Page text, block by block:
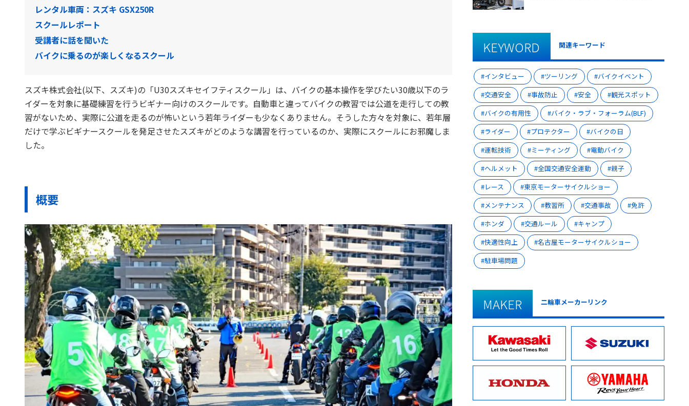
レンタル車両：スズキ GSX250R
スクールレポート
受講者に話を聞いた
バイクに乗るのが楽しくなるスクール
スズキ株式会社(以下、スズキ)の「U30スズキセイフティスクール」は、バイクの基本操作を学びたい30歳以下のラ
イダーを対象に基礎練習を行うビギナー向けのスクールです。自動車と違ってバイクの教習では公道を走行しての教
習がないため、実際に公道を走るのが怖いという若年ライダーも少なくありません。そうした方々を対象に、若年層
だけで学ぶビギナースクールを発足させたスズキがどのような講習を行っているのか、実際にスクールにお邪魔しま
した。
概要
KEYWORD 関連キーワード
インタビュー ツーリング
バイクイベント
交通安全
事故防止 安全
観光スポット
バイクの有用性
バイク・ラブ・フォーラム(BLF)
ライダー
プロテクター
バイクの日
運転技術
ミーティング
電動バイク
ヘルメット
全国交通安全運動
親子
レース
東京モーターサイクルショー
メンテナンス
教習所 交通事故
免許
ホンダ
交通ルール
キャンプ
快適性向上
名古屋モーターサイクルショー
駐車場問題
MAKER 二輪車メーカーリンク